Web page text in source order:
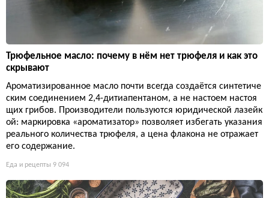
Трюфельное масло: почему в нём нет трюфеля и как это
скрывают
Ароматизированное масло почти всегда создаётся синтетиче
ским соединением 2,4-дитиапентаном, а не настоем настоя
щих грибов. Производители пользуются юридической лазейк
ой: маркировка «ароматизатор» позволяет избегать указания
реального количества трюфеля, а цена флакона не отражает
его содержание.
Еда и рецепты 9 094